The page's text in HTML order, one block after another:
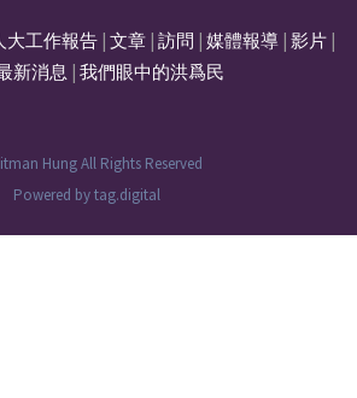
大工作報告 文章 訪問 媒體報導 影片
新消息 我們眼中的洪爲民
Hung All Rights Reserved
Powered bytag.digital